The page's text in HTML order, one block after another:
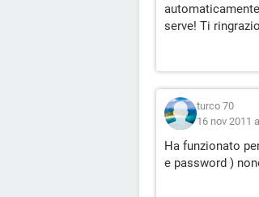
serve! Ti
turco 70
16 nov 2011
Ha funzionato
e password )